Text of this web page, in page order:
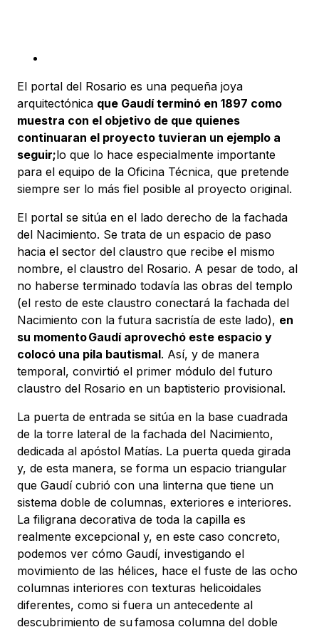
El portal del Rosario es una pequeña joya
arquitectónica que Gaudí terminó en 1897 como
muestra con el objetivo de que quienes
continuaran el proyecto tuvieran un ejemplo a
seguir;lo que lo hace especialmente importante
para el equipo de la Oficina Técnica, que pretende
siempre ser lo más fiel posible al proyecto original.
El portal se sitúa en el lado derecho de la fachada
del Nacimiento. Se trata de un espacio de paso
hacia el sector del claustro que recibe el mismo
nombre, el claustro del Rosario. A pesar de todo, al
no haberse terminado todavía las obras del templo
(el resto de este claustro conectará la fachada del
Nacimiento con la futura sacristía de este lado), en
su momento Gaudí aprovechó este espacio y
colocó una pila bautismal. Así, y de manera
temporal, convirtió el primer módulo del futuro
claustro del Rosario en un baptisterio provisional.
La puerta de entrada se sitúa en la base cuadrada
de la torre lateral de la fachada del Nacimiento,
dedicada al apóstol Matías. La puerta queda girada
y, de esta manera, se forma un espacio triangular
que Gaudí cubrió con una linterna que tiene un
sistema doble de columnas, exteriores e interiores.
La filigrana decorativa de toda la capilla es
realmente excepcional y, en este caso concreto,
podemos ver cómo Gaudí, investigando el
movimiento de las hélices, hace el fuste de las ocho
columnas interiores con texturas helicoidales
diferentes, como si fuera un antecedente al
descubrimiento de su famosa columna del doble